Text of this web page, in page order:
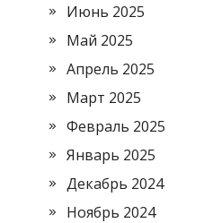
Июнь 2025
Май 2025
Апрель 2025
Март 2025
Февраль 2025
Январь 2025
Декабрь 2024
Ноябрь 2024